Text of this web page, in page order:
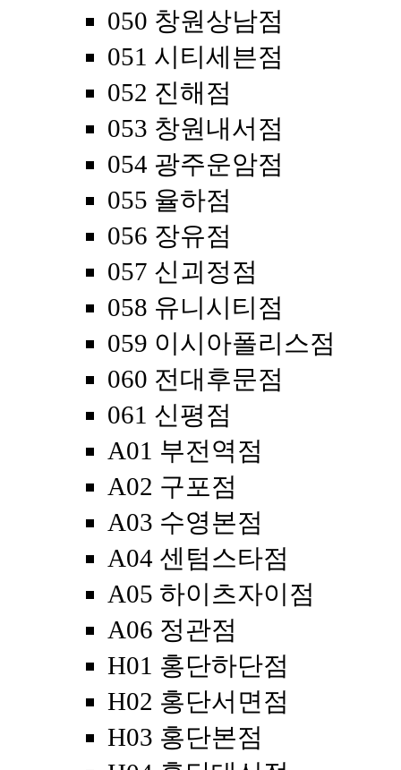
050 창원상남점
051 시티세븐점
052 진해점
053 창원내서점
054 광주운암점
055 율하점
056 장유점
057 신괴정점
058 유니시티점
059 이시아폴리스점
060 전대후문점
061 신평점
A01 부전역점
A02 구포점
A03 수영본점
A04 센텀스타점
A05 하이츠자이점
A06 정관점
H01 홍단하단점
H02 홍단서면점
H03 홍단본점